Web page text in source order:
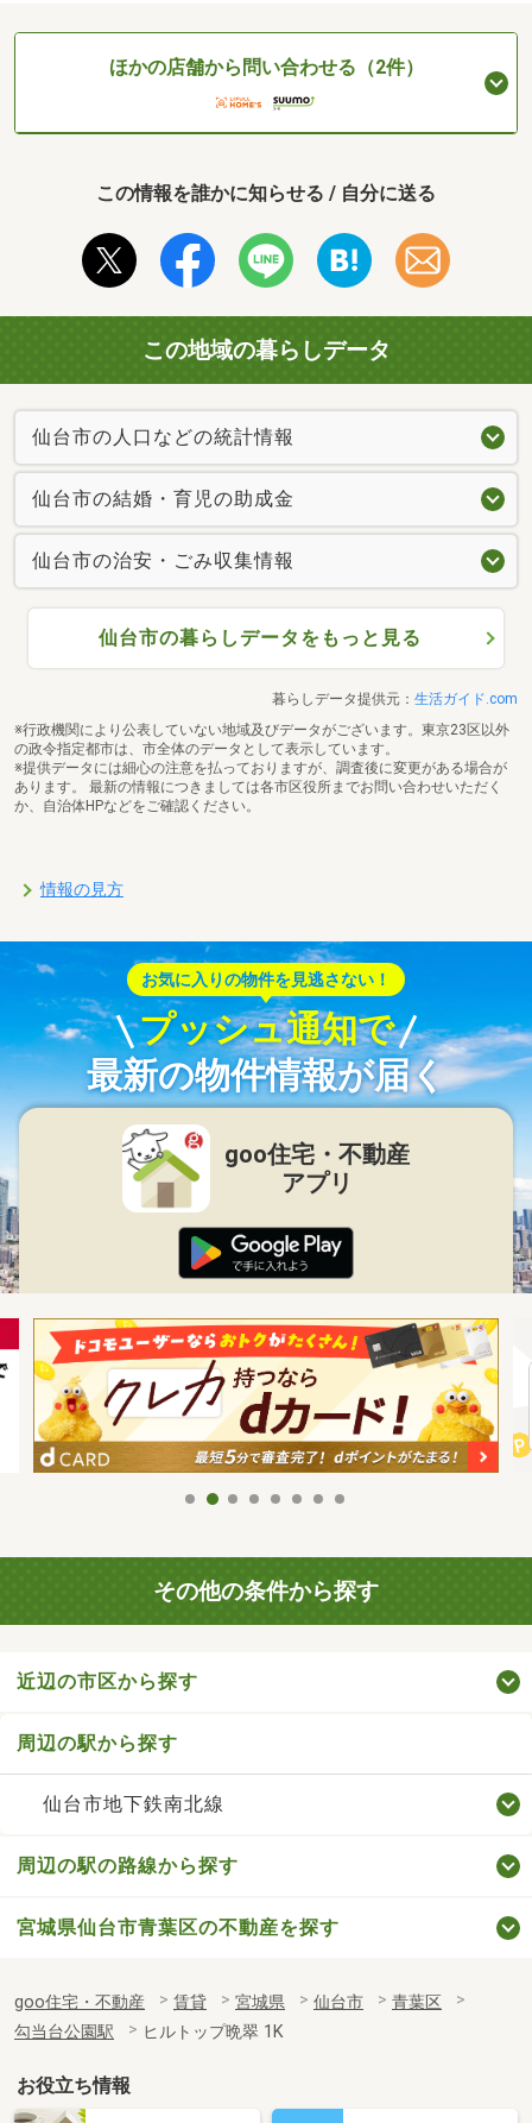
ほかの店舗から問い合わせる（2件）
この情報を誰かに知らせる / 自分に送る
この地域の暮らしデータ
仙台市の人口などの統計情報
仙台市の結婚・育児の助成金
仙台市の治安・ごみ収集情報
仙台市の暮らしデータをもっと見る
暮らしデータ提供元： 生活ガイド.com
※行政機関により公表していない地域及びデータがございます。東京23区以外
の政令指定都市は、市全体のデータとして表示しています。
※提供データには細心の注意を払っておりますが、調査後に変更がある場合が
あります。 最新の情報につきましては各市区役所までお問い合わせいただく
か、自治体HPなどをご確認ください。
情報の見方
お気に入りの物件を見逃さない！
プッシュ通知で
最新の物件情報が届く
goo住宅・不動産
アプリ
その他の条件から探す
近辺の市区から探す
周辺の駅から探す
仙台市地下鉄南北線
周辺の駅の路線から探す
宮城県仙台市青葉区の不動産を探す
goo住宅・不動産 賃貸 宮城県 仙台市
青葉区
勾当台公園駅
ヒルトップ晩翠 1K
お役立ち情報